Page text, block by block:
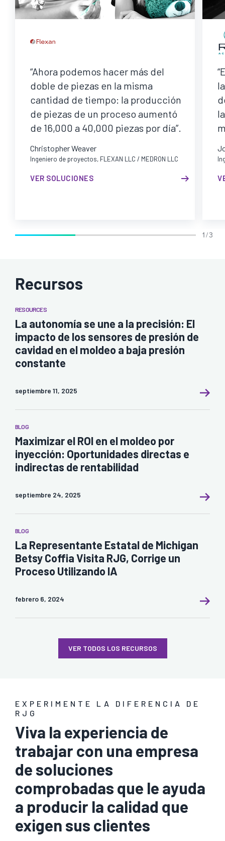
“Ahora podemos hacer más del
doble de piezas en la misma
cantidad de tiempo: la producción
de piezas de un proceso aumentó
de 16,000 a 40,000 piezas por día”.
Christopher Weaver
Ingeniero de proyectos, FLEXAN LLC / MEDRON LLC
VER SOLUCIONES
1 / 3
Recursos
VER TODOS LOS RECURSOS
RESOURCES
La autonomía se une a la precisión: El
impacto de los sensores de presión de
cavidad en el moldeo a baja presión
constante
septiembre 11, 2025
BLOG
Maximizar el ROI en el moldeo por
inyección: Oportunidades directas e
indirectas de rentabilidad
septiembre 24, 2025
BLOG
La Representante Estatal de Michigan
Betsy Coffia Visita RJG, Corrige un
Proceso Utilizando IA
febrero 6, 2024
EXPERIMENTE LA DIFERENCIA DE
RJG
Viva la experiencia de
trabajar con una empresa
de soluciones
comprobadas que le ayuda
a producir la calidad que
exigen sus clientes